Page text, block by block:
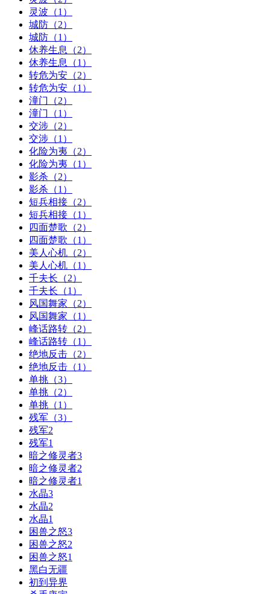
灵波（1）
城防（2）
城防（1）
休养生息（2）
休养生息（1）
转危为安（2）
转危为安（1）
潼门（2）
潼门（1）
交涉（2）
交涉（1）
化险为夷（2）
化险为夷（1）
影杀（2）
影杀（1）
短兵相接（2）
短兵相接（1）
四面楚歌（2）
四面楚歌（1）
美人心机（2）
美人心机（1）
千夫长（2）
千夫长（1）
风国舞家（2）
风国舞家（1）
峰话路转（2）
峰话路转（1）
绝地反击（2）
绝地反击（1）
单挑（3）
单挑（2）
单挑（1）
残军（3）
残军2
残军1
暗之修灵者3
暗之修灵者2
暗之修灵者1
水晶3
水晶2
水晶1
困兽之怒3
困兽之怒2
困兽之怒1
黑白无疆
初到异界